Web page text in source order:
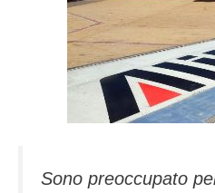
Sono preoccupato